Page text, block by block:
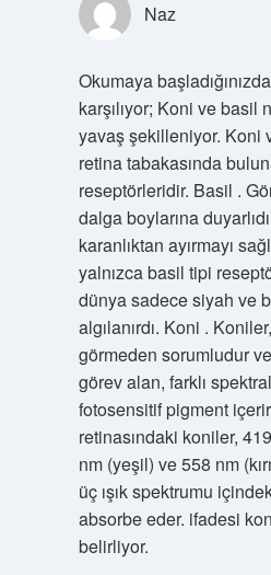
Naz
Okumaya
karşılıyor; Koni ve basil
yavaş şekilleniyor. Koni
retina tabakasında
reseptörleridir. Basil .
dalga boylarına
karanlıktan ayırmayı
yalnızca basil tipi
dünya sadece siyah ve
algılanırdı. Koni .
görmeden sorumludur
görev alan, farklı
fotosensitif pigment
retinasındaki koniler,
nm (yeşil) ve 558 nm
üç ışık spektrumu
absorbe eder. ifadesi
belirliyor.